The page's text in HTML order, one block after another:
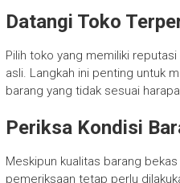
Datangi Toko
Pilih toko yang memiliki
asli. Langkah ini penting untuk
barang yang tidak sesuai
Periksa Kondisi
Meskipun kualitas barang
pemeriksaan tetap perlu